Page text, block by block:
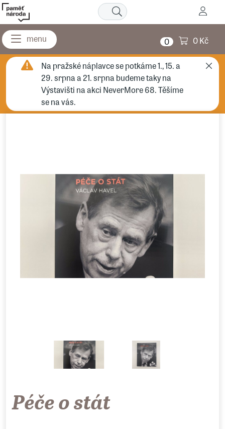
0 0 Kč
Na pražské náplavce se potkáme 1., 15. a
29. srpna a 21. srpna budeme taky na
Výstavišti na akci NeverMore 68. Těšíme
se na vás.
Péče o stát